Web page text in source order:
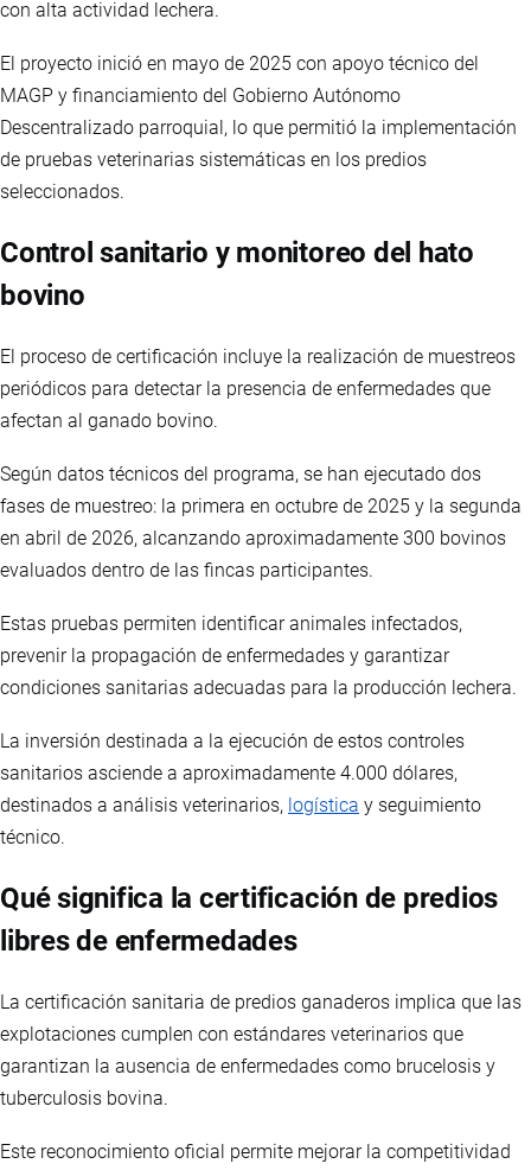
con alta actividad lechera.
El proyecto inició en mayo de 2025 con apoyo técnico del
MAGP y financiamiento del Gobierno Autónomo
Descentralizado parroquial, lo que permitió la implementación
de pruebas veterinarias sistemáticas en los predios
seleccionados.
Control sanitario y monitoreo del hato
bovino
El proceso de certificación incluye la realización de muestreos
periódicos para detectar la presencia de enfermedades que
afectan al ganado bovino.
Según datos técnicos del programa, se han ejecutado dos
fases de muestreo: la primera en octubre de 2025 y la segunda
en abril de 2026, alcanzando aproximadamente 300 bovinos
evaluados dentro de las fincas participantes.
Estas pruebas permiten identificar animales infectados,
prevenir la propagación de enfermedades y garantizar
condiciones sanitarias adecuadas para la producción lechera.
La inversión destinada a la ejecución de estos controles
sanitarios asciende a aproximadamente 4.000 dólares,
destinados a análisis veterinarios, logística y seguimiento
técnico.
Qué significa la certificación de predios
libres de enfermedades
La certificación sanitaria de predios ganaderos implica que las
explotaciones cumplen con estándares veterinarios que
garantizan la ausencia de enfermedades como brucelosis y
tuberculosis bovina.
Este reconocimiento oficial permite mejorar la competitividad